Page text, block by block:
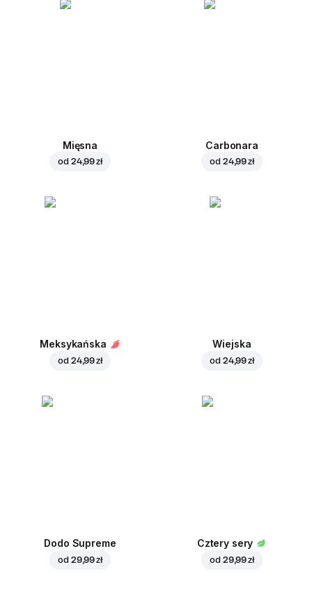
Mięsna
od 24,99 zł
Carbonara
od 24,99 zł
Meksykańska
od 24,99 zł
Wiejska
od 24,99 zł
Dodo Supreme
od 29,99 zł
Cztery sery
od 29,99 zł